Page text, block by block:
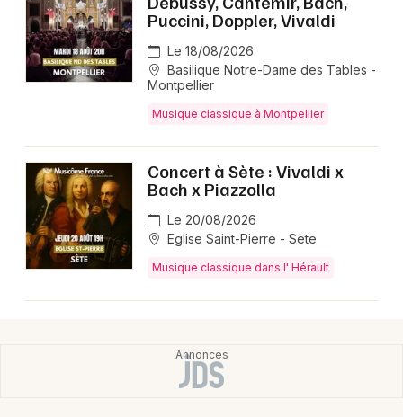
Actus dans l' Hérault
Magazine dans l' Hérault
34 - Hérault
Choisir mes départements
Puccini, Doppler, Vivaldi
Le 18/08/2026
Basilique Notre-Dame des Tables -
Montpellier
Musique classique à Montpellier
Concert à Sète : Vivaldi x
Bach x Piazzolla
Le 20/08/2026
Eglise Saint-Pierre - Sète
Musique classique dans l' Hérault